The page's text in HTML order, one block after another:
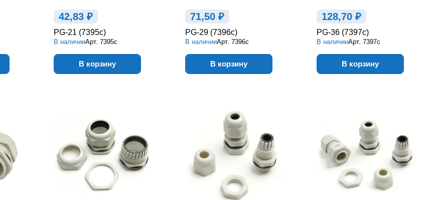
42,83 ₽
PG-21 (7395c)
В наличииАрт. 7395c
В корзину
71,50 ₽
PG-29 (7396c)
В наличииАрт. 7396c
В корзину
128,70 ₽
PG-36 (7397c)
В наличииАрт. 7397c
В корзину